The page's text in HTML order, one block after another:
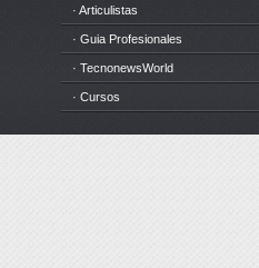
· Articulistas
· Guia Profesionales
· TecnonewsWorld
· Cursos